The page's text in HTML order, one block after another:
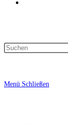
Menü Schließen